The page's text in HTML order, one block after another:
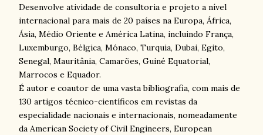
Desenvolve atividade de consultoria e projeto a nível
internacional para mais de 20 países na Europa, África,
Ásia, Médio Oriente e América Latina, incluindo França,
Luxemburgo, Bélgica, Mónaco, Turquia, Dubai, Egito,
Senegal, Mauritânia, Camarões, Guiné Equatorial,
Marrocos e Equador.
É autor e coautor de uma vasta bibliografia, com mais de
130 artigos técnico-científicos em revistas da
especialidade nacionais e internacionais, nomeadamente
da American Society of Civil Engineers, European